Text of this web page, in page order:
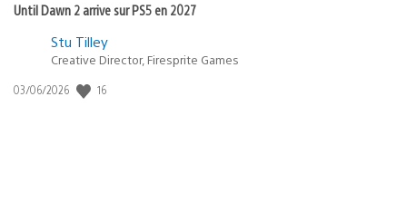
Until Dawn 2 arrive sur PS5 en 2027
Postée
:
Stu Tilley
Creative Director, Firesprite Games
Date
03/06/2026 16